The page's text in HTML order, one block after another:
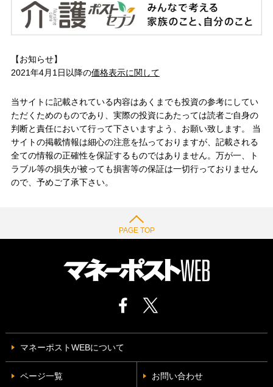
【お知らせ】
2021年4月1日以降の価格表示に関して
当サイトに記載されている内容はあくまでも投資の参考にしてい
ただくためのものであり、実際の投資にあたっては読者ご自身の
判断と責任において行って下さいますよう、お願い致します。 当
サイトの掲載情報は細心の注意を払っておりますが、記載される
全ての情報の正確性を保証するものではありません。万が一、ト
ラブル等の損失が被っても損害等の保証は一切行っておりません
ので、予めご了承下さい。
PAGE TOP
マネーポストWEBについて
ページ一覧 お問い合わせ